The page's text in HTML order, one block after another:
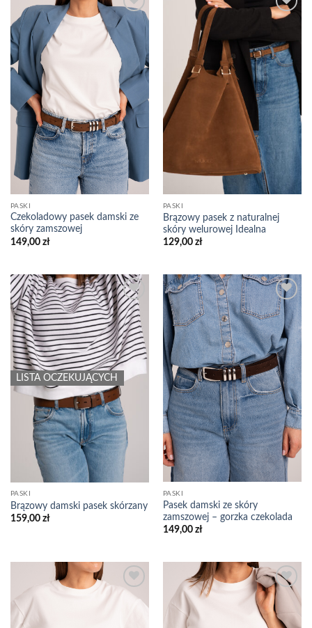
Add to
wishlist
PASKI
Czekoladowy pasek damski ze
skóry zamszowej
149,00 zł
Add to
PASKI
Brązowy pasek z naturalnej
skóry welurowej Idealna
129,00 zł
LISTA OCZEKUJĄCYCH
Add to
wishlist
PASKI
Brązowy damski pasek skórzany
159,00 zł
Add to
wishlist
PASKI
Pasek damski ze skóry
zamszowej – gorzka czekolada
149,00 zł
Add to
Add to
wishlist